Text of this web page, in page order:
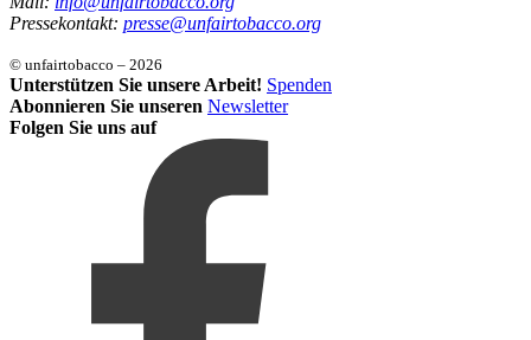
Pressekontakt: presse@unfairtobacco.org
© unfairtobacco – 2026
Unterstützen Sie unsere Arbeit! Spenden
Abonnieren Sie unseren Newsletter
Folgen Sie uns auf